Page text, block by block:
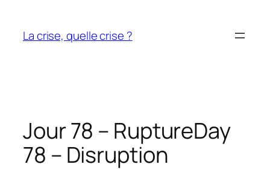
contenu
La crise, quelle crise ?
Jour 78 – RuptureDay
78 – Disruption